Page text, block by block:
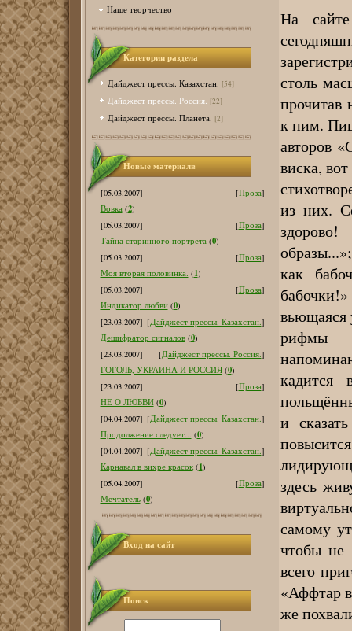
Наше творчество
Категории раздела
Дайджест прессы. Казахстан. [54]
Дайджест прессы. Россия. [22]
Дайджест прессы. Планета. [2]
Новые материалв
[05.03.2007] [Проза]
Вовка (2)
[05.03.2007]
[Проза]
Тайна старинного портрета (0)
[05.03.2007]
[Проза]
Моя вторая половинка. (1)
[05.03.2007]
[Проза]
Индикатор любви (0)
[23.03.2007] [Дайджест прессы. Казахстан.]
Дешифратор сигналов (0)
[23.03.2007]
[Дайджест прессы. Россия.]
ГОГОЛЬ, УКРАИНА И РОССИЯ (0)
[23.03.2007]
[Проза]
НЕ О ЛЮБВИ (0)
[04.04.2007] [Дайджест прессы. Казахстан.]
Продолжение следует... (0)
[04.04.2007] [Дайджест прессы. Казахстан.]
Карнавал в вихре красок (1)
[05.04.2007]
[Проза]
Мечтатель (0)
Вход на сайт
Поиск
На
столь
прочитав
к ним.
авторов
виска,
из них.
как
вьющаяся
рифмы
и
здесь
самому
чтобы не
всего
«Аффтар
же